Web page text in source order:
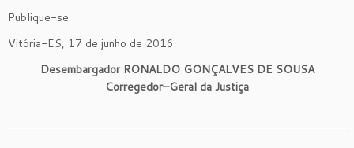
Publique-se.
Vitória-ES, 17 de junho de 2016.
Desembargador RONALDO GONÇALVES DE SOUSA
Corregedor–Geral da Justiça